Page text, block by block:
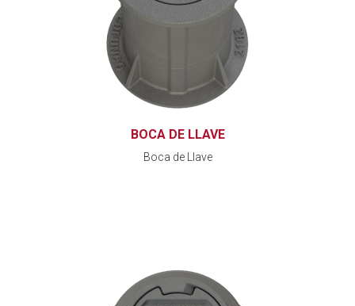
BOCA DE LLAVE
Boca de Llave